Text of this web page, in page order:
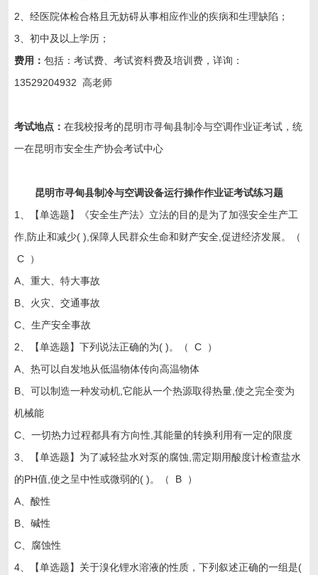
2、经医院体检合格且无妨碍从事相应作业的疾病和生理缺陷；
3、初中及以上学历；
费用：包括：考试费、考试资料费及培训费，详询：
13529204932 高老师
考试地点：在我校报考的昆明市寻甸县制冷与空调作业证考试，统
一在昆明市安全生产协会考试中心
昆明市寻甸县制冷与空调设备运行操作作业证考试练习题
1、【单选题】《安全生产法》立法的目的是为了加强安全生产工
作,防止和减少( ),保障人民群众生命和财产安全,促进经济发展。（
C ）
A、重大、特大事故
B、火灾、交通事故
C、生产安全事故
2、【单选题】下列说法正确的为( )。（ C ）
A、热可以自发地从低温物体传向高温物体
B、可以制造一种发动机,它能从一个热源取得热量,使之完全变为
机械能
C、一切热力过程都具有方向性,其能量的转换利用有一定的限度
3、【单选题】为了减轻盐水对泵的腐蚀,需定期用酸度计检查盐水
的PH值,使之呈中性或微弱的( )。（ B ）
A、酸性
B、碱性
C、腐蚀性
4、【单选题】关于溴化锂水溶液的性质，下列叙述正确的一组是(